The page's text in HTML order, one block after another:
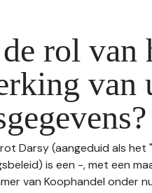
rol van
van
Darsy (aangeduid als
is een -, met een
van Koophandel onder